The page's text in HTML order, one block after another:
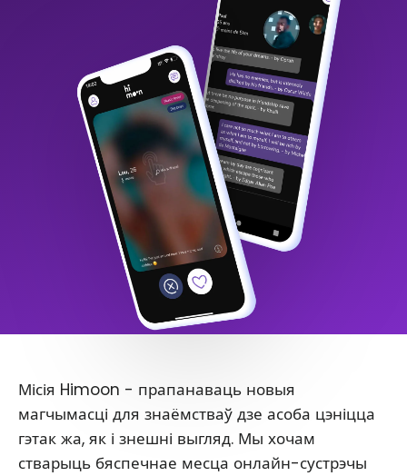
Місія Himoon - прапанаваць новыя
магчымасці для знаёмстваў дзе асоба цэніцца
гэтак жа, як і знешні выгляд. Мы хочам
стварыць бяспечнае месца онлайн-сустрэчы